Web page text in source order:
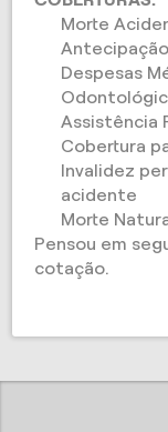
Morte
Despesas
Assistência
Cobertura
Invalidez
acidente
Morte
Pensou em
cotação.